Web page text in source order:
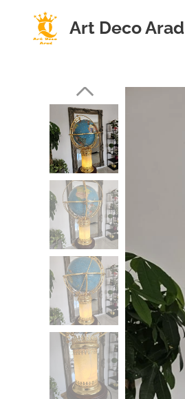
Art Deco Arad